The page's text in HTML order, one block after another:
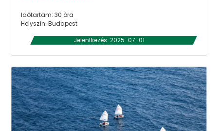
Időtartam: 30 óra
Helyszín: Budapest
Jelentkezés: 2025-07-01